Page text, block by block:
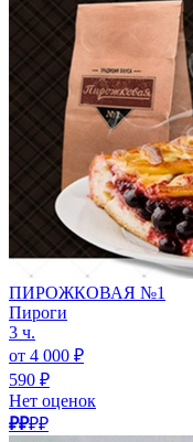
ПИРОЖКОВАЯ №1
Пироги
3 ч.
от 4 000 ₽
590 ₽
Нет оценок
₽₽₽₽